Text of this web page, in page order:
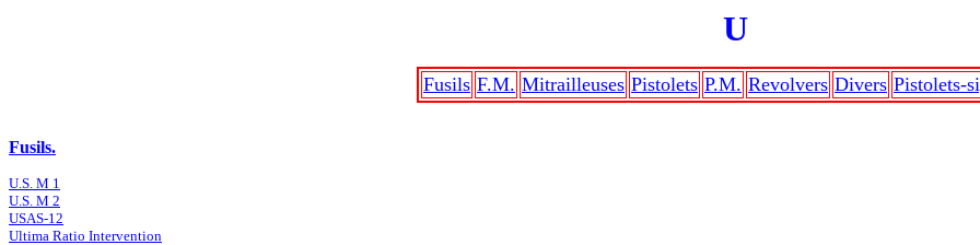
U
Fusils F.M. Mitrailleuses Pistolets P.M. Revolvers Divers Pistolets-
Fusils.
U.S. M 1
U.S. M 2
USAS-12
Ultima Ratio Intervention